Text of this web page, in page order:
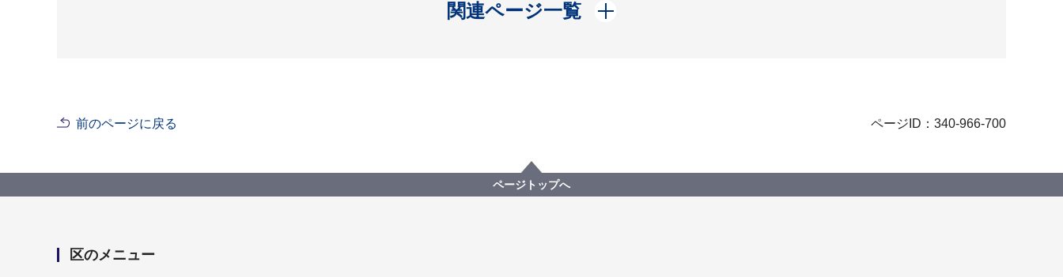
関連ページ一覧
開く
前のページに戻る ページID：340-966-700
ページトップへ
区のメニュー